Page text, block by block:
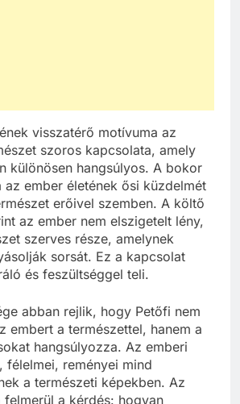
visszatérő motívuma az
szoros kapcsolata, amely
különösen hangsúlyos. A bokor
az ember életének ősi küzdelmét
erőivel szemben. A költő
az ember nem elszigetelt lény,
szerves része, amelynek
sorsát. Ez a kapcsolat
és feszültséggel teli.
abban rejlik, hogy Petőfi nem
embert a természettel, hanem a
hangsúlyozza. Az emberi
félelmei, reményei mind
a természeti képekben. Az
felmerül a kérdés: hogyan